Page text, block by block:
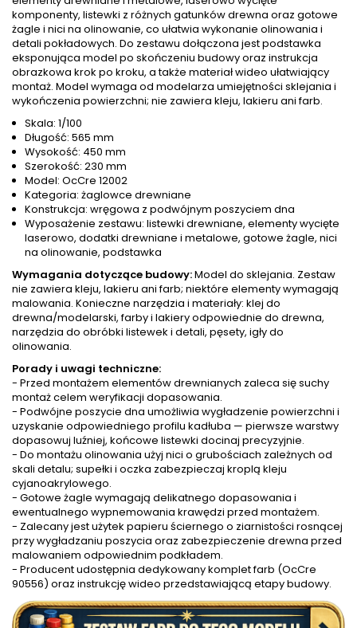
komponenty, listewki z różnych gatunków drewna oraz gotowe
żagle i nici na olinowanie, co ułatwia wykonanie olinowania i
detali pokładowych. Do zestawu dołączona jest podstawka
eksponująca model po skończeniu budowy oraz instrukcja
obrazkowa krok po kroku, a także materiał wideo ułatwiający
montaż. Model wymaga od modelarza umiejętności sklejania i
wykończenia powierzchni; nie zawiera kleju, lakieru ani farb.
Skala: 1/100
Długość: 565 mm
Wysokość: 450 mm
Szerokość: 230 mm
Model: OcCre 12002
Kategoria: żaglowce drewniane
Konstrukcja: wręgowa z podwójnym poszyciem dna
Wyposażenie zestawu: listewki drewniane, elementy wycięte
laserowo, dodatki drewniane i metalowe, gotowe żagle, nici
na olinowanie, podstawka
Wymagania dotyczące budowy:Model do sklejania. Zestaw
nie zawiera kleju, lakieru ani farb; niektóre elementy wymagają
malowania. Konieczne narzędzia i materiały: klej do
drewna/modelarski, farby i lakiery odpowiednie do drewna,
narzędzia do obróbki listewek i detali, pęsety, igły do
olinowania.
Porady i uwagi techniczne:
- Przed montażem elementów drewnianych zaleca się suchy
montaż celem weryfikacji dopasowania.
- Podwójne poszycie dna umożliwia wygładzenie powierzchni i
uzyskanie odpowiedniego profilu kadłuba — pierwsze warstwy
dopasowuj luźniej, końcowe listewki docinaj precyzyjnie.
- Do montażu olinowania użyj nici o grubościach zależnych od
skali detalu; supełki i oczka zabezpieczaj kroplą kleju
cyjanoakrylowego.
- Gotowe żagle wymagają delikatnego dopasowania i
ewentualnego wypnemowania krawędzi przed montażem.
- Zalecany jest użytek papieru ściernego o ziarnistości rosnącej
przy wygładzaniu poszycia oraz zabezpieczenie drewna przed
malowaniem odpowiednim podkładem.
- Producent udostępnia dedykowany komplet farb (OcCre
90556) oraz instrukcję wideo przedstawiającą etapy budowy.